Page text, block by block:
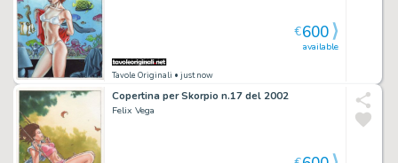
Tavole Originali • just now
available
€600
Copertina per Skorpio n.17 del 2002
Felix Vega